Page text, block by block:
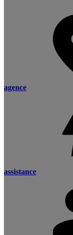
agence
assistance